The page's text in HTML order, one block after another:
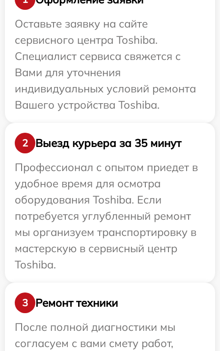
Оставьте заявку на сайте
сервисного центра Toshiba.
Специалист сервиса свяжется с
Вами для уточнения
индивидуальных условий ремонта
Вашего устройства Toshiba.
2
Выезд курьера за 35 минут
Профессионал с опытом приедет в
удобное время для осмотра
оборудования Toshiba. Если
потребуется углубленный ремонт
мы организуем транспортировку в
мастерскую в сервисный центр
Toshiba.
3
Ремонт техники
После полной диагностики мы
согласуем с вами смету работ,